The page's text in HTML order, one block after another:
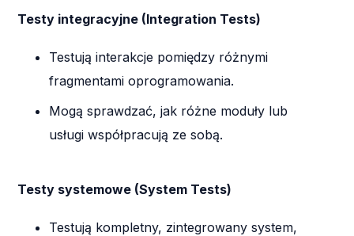
Testy integracyjne (Integration Tests)
Testują interakcje pomiędzy różnymi
fragmentami oprogramowania.
Mogą sprawdzać, jak różne moduły lub
usługi współpracują ze sobą.
Testy systemowe (System Tests)
Testują kompletny, zintegrowany system,